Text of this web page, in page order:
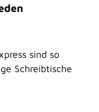
sind so
Schreibtische